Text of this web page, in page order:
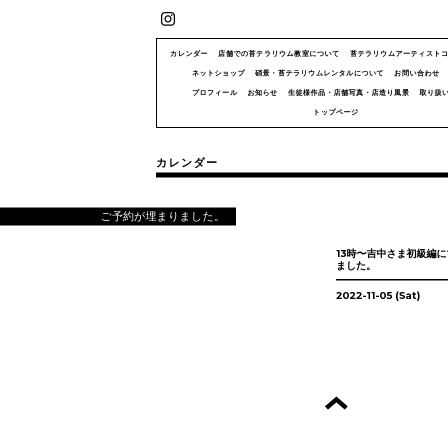
カレンダー 店舗での苔テラリウム教室について 苔テラリウムアーティスト
ネットショップ 硝景・苔テラリウムレンタルについて お問い合わせ
プロフィール お知らせ 生徒様作品・店舗写真・店造り風景 取り扱
トップページ
カレンダー
ご予約が埋まりました。
13時〜吉中さま初級編
ました。
2022-11-05 (Sat)